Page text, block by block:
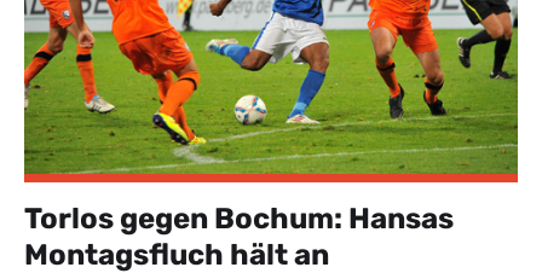
Torlos gegen Bochum: Hansas
Montagsfluch hält an